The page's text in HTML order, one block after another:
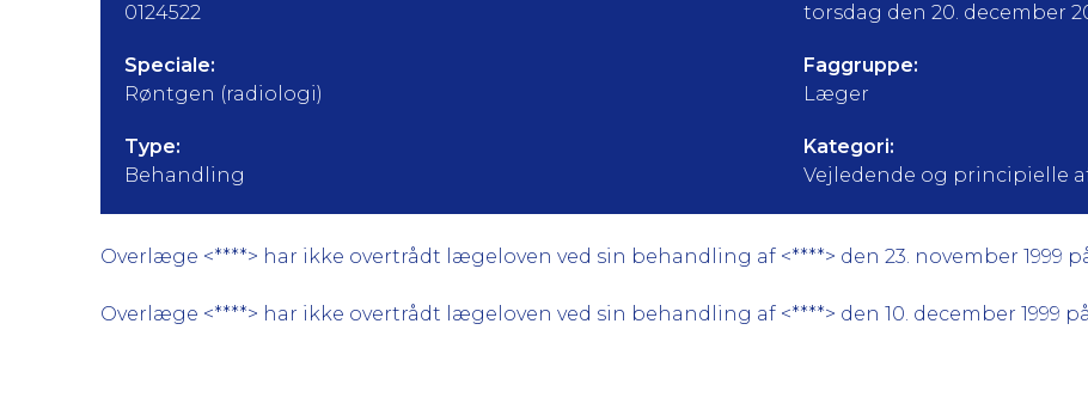
0124522
torsdag den 20. december
Speciale:
Røntgen (radiologi)
Faggruppe:
Læger
Type:
Behandling
Kategori:
Vejledende og principielle
Overlæge <****> har ikke overtrådt lægeloven ved sin behandling af <****> den 23. november 1999
Overlæge <****> har ikke overtrådt lægeloven ved sin behandling af <****> den 10. december 1999